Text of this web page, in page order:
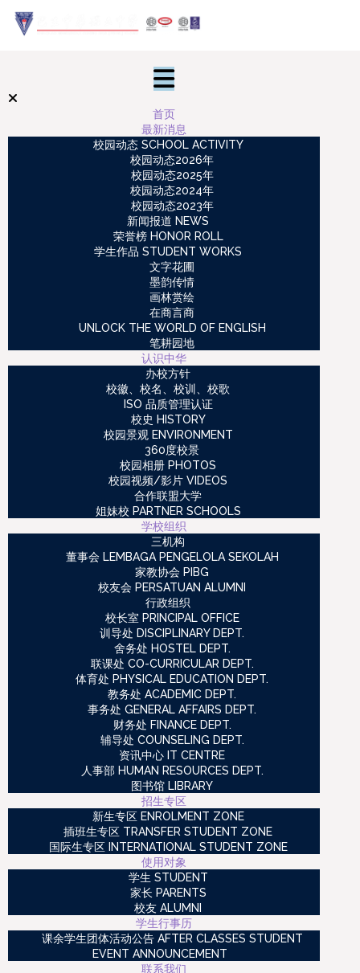
首页
最新消息
校园动态 SCHOOL ACTIVITY
校园动态2026年
校园动态2025年
校园动态2024年
校园动态2023年
新闻报道 NEWS
荣誉榜 HONOR ROLL
学生作品 STUDENT WORKS
文字花圃
墨韵传情
画林赏绘
在商言商
UNLOCK THE WORLD OF ENGLISH
笔耕园地
认识中华
办校方针
校徽、校名、校训、校歌
ISO 品质管理认证
校史 HISTORY
校园景观 ENVIRONMENT
360度校景
校园相册 PHOTOS
校园视频/影片 VIDEOS
合作联盟大学
姐妹校 PARTNER SCHOOLS
学校组织
三机构
董事会 LEMBAGA PENGELOLA SEKOLAH
家教协会 PIBG
校友会 PERSATUAN ALUMNI
行政组织
校长室 PRINCIPAL OFFICE
训导处 DISCIPLINARY DEPT.
舍务处 HOSTEL DEPT.
联课处 CO-CURRICULAR DEPT.
体育处 PHYSICAL EDUCATION DEPT.
教务处 ACADEMIC DEPT.
事务处 GENERAL AFFAIRS DEPT.
财务处 FINANCE DEPT.
辅导处 COUNSELING DEPT.
资讯中心 IT CENTRE
人事部 HUMAN RESOURCES DEPT.
图书馆 LIBRARY
招生专区
新生专区 ENROLMENT ZONE
插班生专区 TRANSFER STUDENT ZONE
国际生专区 INTERNATIONAL STUDENT ZONE
使用对象
学生 STUDENT
家长 PARENTS
校友 ALUMNI
学生行事历
课余学生团体活动公告 AFTER CLASSES STUDENT
EVENT ANNOUNCEMENT
联系我们